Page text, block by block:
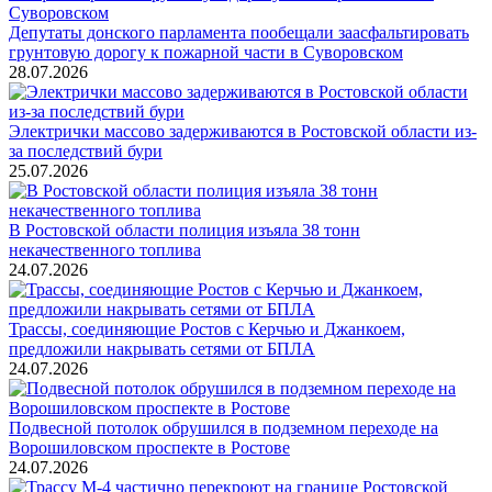
Депутаты донского парламента пообещали заасфальтировать
грунтовую дорогу к пожарной части в Суворовском
28.07.2026
Электрички массово задерживаются в Ростовской области из-
за последствий бури
25.07.2026
В Ростовской области полиция изъяла 38 тонн
некачественного топлива
24.07.2026
Трассы, соединяющие Ростов с Керчью и Джанкоем,
предложили накрывать сетями от БПЛА
24.07.2026
Подвесной потолок обрушился в подземном переходе на
Ворошиловском проспекте в Ростове
24.07.2026